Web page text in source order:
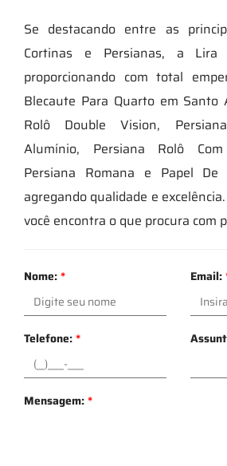
Se destacando entre as
Cortinas e Persianas, a Lira
proporcionando com total
Blecaute Para Quarto em Santo
Rolô Double Vision,
Alumínio, Persiana Rolô
Persiana Romana e Papel
agregando qualidade e
você encontra o que procura com
Nome:* Email:
Telefone:*
Mensagem:*